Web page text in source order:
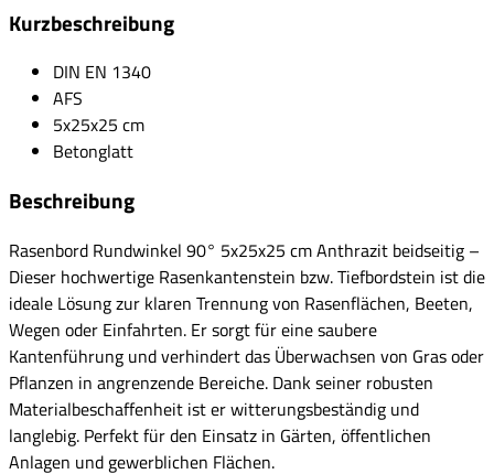
Kurzbeschreibung
DIN EN 1340
AFS
5x25x25 cm
Betonglatt
Beschreibung
Rasenbord Rundwinkel 90° 5x25x25 cm Anthrazit beidseitig –
Dieser hochwertige Rasenkantenstein bzw. Tiefbordstein ist die
ideale Lösung zur klaren Trennung von Rasenflächen, Beeten,
Wegen oder Einfahrten. Er sorgt für eine saubere
Kantenführung und verhindert das Überwachsen von Gras oder
Pflanzen in angrenzende Bereiche. Dank seiner robusten
Materialbeschaffenheit ist er witterungsbeständig und
langlebig. Perfekt für den Einsatz in Gärten, öffentlichen
Anlagen und gewerblichen Flächen.